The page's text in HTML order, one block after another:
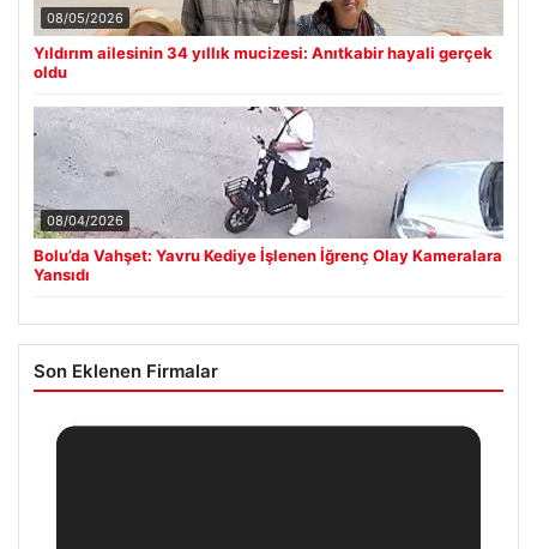
08/05/2026
Yıldırım ailesinin 34 yıllık mucizesi: Anıtkabir hayali gerçek
oldu
08/04/2026
Bolu’da Vahşet: Yavru Kediye İşlenen İğrenç Olay Kameralara
Yansıdı
Son Eklenen Firmalar